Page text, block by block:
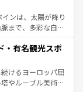
マルフィ海岸の絶
合間には、本場の
を堪能することも
旅をしてみよう！
ンは、太陽が降り
まで、多彩な自然
メンコ、熱気あふ
の一部となってい
や、バルセロナの
ローマ遺跡や中世
・有名観光スポ
けるヨーロッパ屈
やルーブル美術館